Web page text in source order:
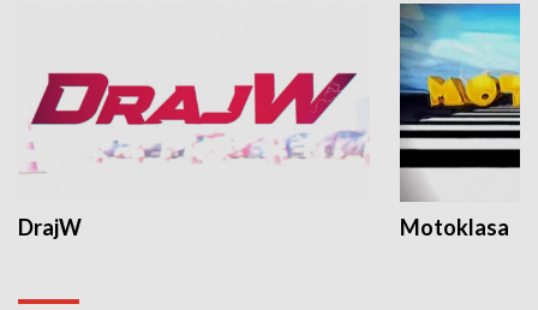
DrajW Motoklasa